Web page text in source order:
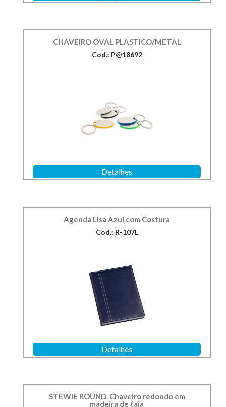
CHAVEIRO OVAL PLASTICO/METAL
Cod.: P@18692
Detalhes
Agenda Lisa Azul com Costura
Cod.: R-107L
Detalhes
STEWIE ROUND. Chaveiro redondo em
madeira de faia